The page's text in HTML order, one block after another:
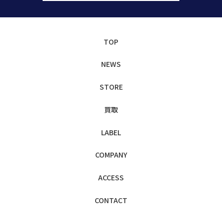
TOP
NEWS
STORE
買取
LABEL
COMPANY
ACCESS
CONTACT